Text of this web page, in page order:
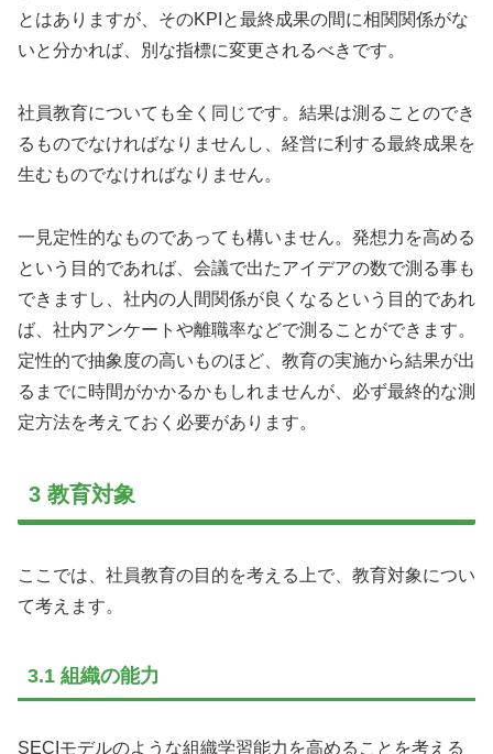
とはありますが、そのKPIと最終成果の間に相関関係がな
いと分かれば、別な指標に変更されるべきです。
社員教育についても全く同じです。結果は測ることのでき
るものでなければなりませんし、経営に利する最終成果を
生むものでなければなりません。
一見定性的なものであっても構いません。発想力を高める
という目的であれば、会議で出たアイデアの数で測る事も
できますし、社内の人間関係が良くなるという目的であれ
ば、社内アンケートや離職率などで測ることができます。
定性的で抽象度の高いものほど、教育の実施から結果が出
るまでに時間がかかるかもしれませんが、必ず最終的な測
定方法を考えておく必要があります。
3 教育対象
ここでは、社員教育の目的を考える上で、教育対象につい
て考えます。
3.1 組織の能力
SECIモデルのような組織学習能力を高めることを考える